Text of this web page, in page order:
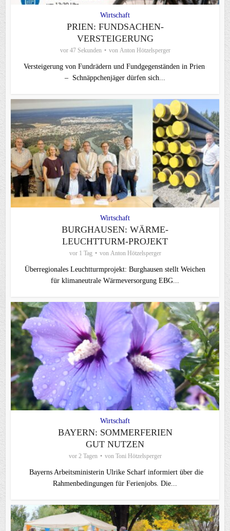
Wirtschaft
PRIEN: FUNDSACHEN-
VERSTEIGERUNG
vor 47 Sekunden von Anton Hötzelsperger
Versteigerung von Fundrädern und Fundgegenständen in Prien
– Schnäppchenjäger dürfen sich...
Wirtschaft
BURGHAUSEN: WÄRME-
LEUCHTTURM-PROJEKT
vor 1 Tag von Anton Hötzelsperger
Überregionales Leuchtturmprojekt: Burghausen stellt Weichen
für klimaneutrale Wärmeversorgung EBG...
Wirtschaft
BAYERN: SOMMERFERIEN
GUT NUTZEN
vor 2 Tagen von Toni Hötzelsperger
Bayerns Arbeitsministerin Ulrike Scharf informiert über die
Rahmenbedingungen für Ferienjobs. Die...